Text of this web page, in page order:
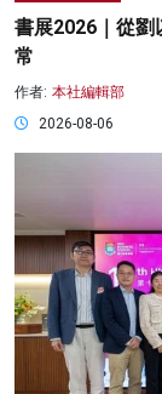
書展2026｜從劉
常
作者: 本社編輯部
2026-08-06